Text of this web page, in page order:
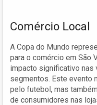
Comércio Local
A Copa do Mundo
para o comércio em São
impacto significativo nas
segmentos. Este evento
pelo futebol, mas
de consumidores nas